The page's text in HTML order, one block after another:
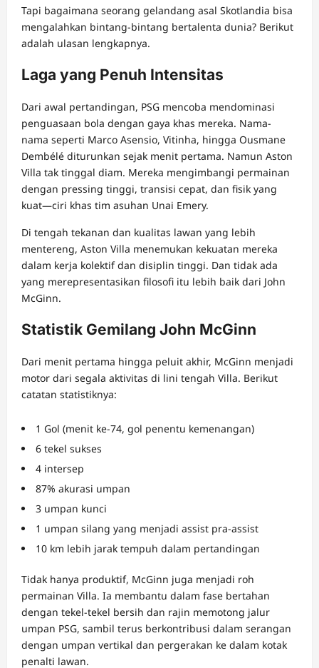
Tapi bagaimana seorang gelandang asal Skotlandia bisa
mengalahkan bintang-bintang bertalenta dunia? Berikut
adalah ulasan lengkapnya.
Laga yang Penuh Intensitas
Dari awal pertandingan, PSG mencoba mendominasi
penguasaan bola dengan gaya khas mereka. Nama-
nama seperti Marco Asensio, Vitinha, hingga Ousmane
Dembélé diturunkan sejak menit pertama. Namun Aston
Villa tak tinggal diam. Mereka mengimbangi permainan
dengan pressing tinggi, transisi cepat, dan fisik yang
kuat—ciri khas tim asuhan Unai Emery.
Di tengah tekanan dan kualitas lawan yang lebih
mentereng, Aston Villa menemukan kekuatan mereka
dalam kerja kolektif dan disiplin tinggi. Dan tidak ada
yang merepresentasikan filosofi itu lebih baik dari John
McGinn.
Statistik Gemilang John McGinn
Dari menit pertama hingga peluit akhir, McGinn menjadi
motor dari segala aktivitas di lini tengah Villa. Berikut
catatan statistiknya:
1 Gol (menit ke-74, gol penentu kemenangan)
6 tekel sukses
4 intersep
87% akurasi umpan
3 umpan kunci
1 umpan silang yang menjadi assist pra-assist
10 km lebih jarak tempuh dalam pertandingan
Tidak hanya produktif, McGinn juga menjadi roh
permainan Villa. Ia membantu dalam fase bertahan
dengan tekel-tekel bersih dan rajin memotong jalur
umpan PSG, sambil terus berkontribusi dalam serangan
dengan umpan vertikal dan pergerakan ke dalam kotak
penalti lawan.